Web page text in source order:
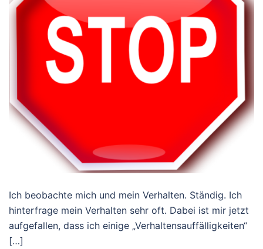
Ich beobachte mich und mein Verhalten. Ständig. Ich
hinterfrage mein Verhalten sehr oft. Dabei ist mir jetzt
aufgefallen, dass ich einige „Verhaltensauffälligkeiten“
[…]